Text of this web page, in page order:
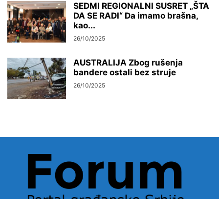
SEDMI REGIONALNI SUSRET „ŠTA
DA SE RADI“ Da imamo brašna,
kao...
26/10/2025
AUSTRALIJA Zbog rušenja
bandere ostali bez struje
26/10/2025